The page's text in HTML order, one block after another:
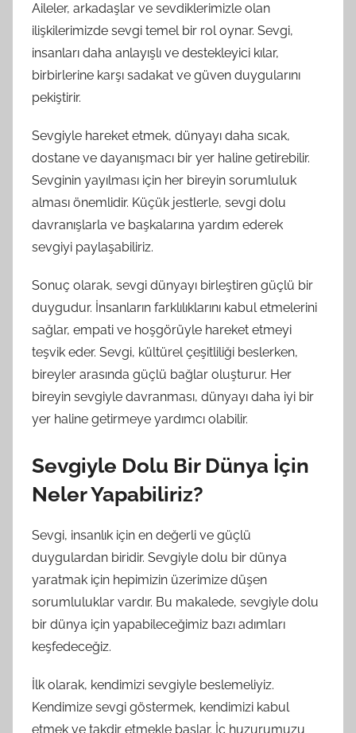
Aileler, arkadaşlar ve sevdiklerimizle olan
ilişkilerimizde sevgi temel bir rol oynar. Sevgi,
insanları daha anlayışlı ve destekleyici kılar,
birbirlerine karşı sadakat ve güven duygularını
pekiştirir.
Sevgiyle hareket etmek, dünyayı daha sıcak,
dostane ve dayanışmacı bir yer haline getirebilir.
Sevginin yayılması için her bireyin sorumluluk
alması önemlidir. Küçük jestlerle, sevgi dolu
davranışlarla ve başkalarına yardım ederek
sevgiyi paylaşabiliriz.
Sonuç olarak, sevgi dünyayı birleştiren güçlü bir
duygudur. İnsanların farklılıklarını kabul etmelerini
sağlar, empati ve hoşgörüyle hareket etmeyi
teşvik eder. Sevgi, kültürel çeşitliliği beslerken,
bireyler arasında güçlü bağlar oluşturur. Her
bireyin sevgiyle davranması, dünyayı daha iyi bir
yer haline getirmeye yardımcı olabilir.
Sevgiyle Dolu Bir Dünya İçin
Neler Yapabiliriz?
Sevgi, insanlık için en değerli ve güçlü
duygulardan biridir. Sevgiyle dolu bir dünya
yaratmak için hepimizin üzerimize düşen
sorumluluklar vardır. Bu makalede, sevgiyle dolu
bir dünya için yapabileceğimiz bazı adımları
keşfedeceğiz.
İlk olarak, kendimizi sevgiyle beslemeliyiz.
Kendimize sevgi göstermek, kendimizi kabul
etmek ve takdir etmekle başlar. İç huzurumuzu